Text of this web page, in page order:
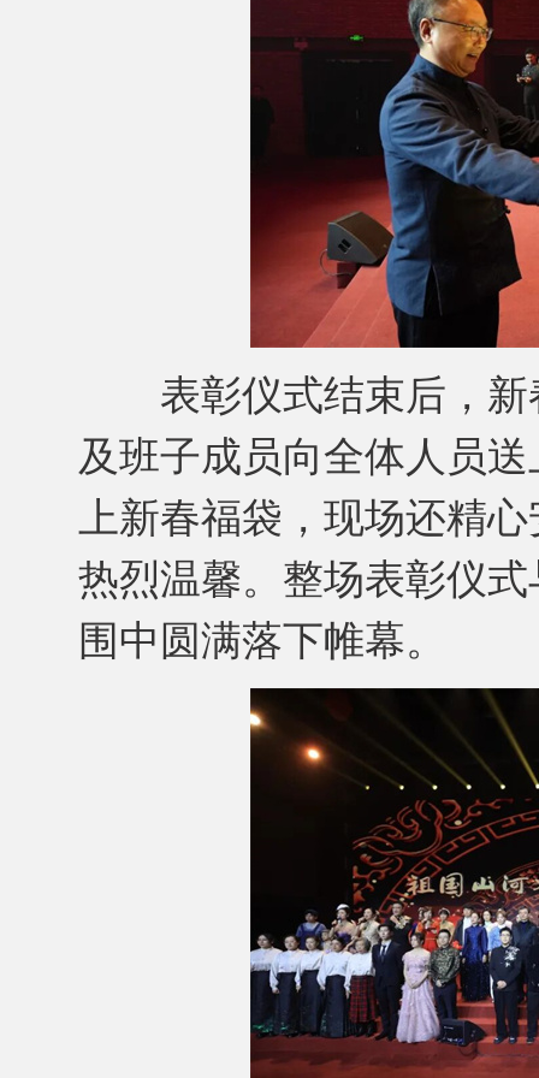
表彰仪式结束后，新
及班子成员向全体人员
上新春福袋，现场还精
热烈温馨。整场表彰仪
围中圆满落下帷幕。